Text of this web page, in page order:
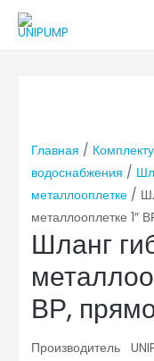
Главная /
водоснабжения /
металлооплетке/
металлооплетке 1″
Шланг
ВР,
Производитель